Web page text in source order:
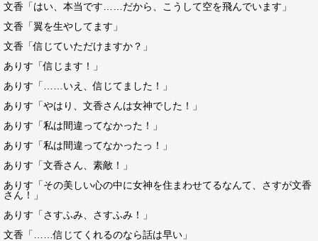
文香「はい、本当です……だから、こうして空を飛んでいます」
文香「翼を生やしてます」
文香「信じていただけますか？」
ありす「信じます！」
ありす「……いえ、信じてました！」
ありす「やはり、文香さんは女神でした！」
ありす「私は間違ってなかった！」
ありす「私は間違ってなかったっ！」
ありす「文香さん、素敵！」
ありす「その美しい心の中に女神を住まわせてるなんて、さすが文香
さん！」
ありす「さすふみ、さすふみ！」
文香「……信じてくれるのなら話は早い」